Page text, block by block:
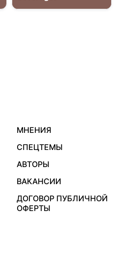
МНЕНИЯ
СПЕЦТЕМЫ
АВТОРЫ
ВАКАНСИИ
ДОГОВОР ПУБЛИЧНОЙ
ОФЕРТЫ